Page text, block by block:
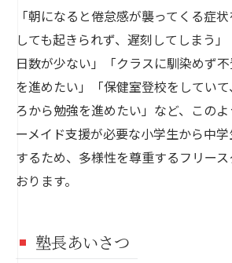
「朝になると倦怠感が襲ってくる症
しても起きられず、遅刻してしまう
日数が少ない」「クラスに馴染めず
を進めたい」「保健室登校をしてい
ろから勉強を進めたい」など、この
ーメイド支援が必要な小学生から中
するため、多様性を尊重するフリー
おります。
塾長あいさつ